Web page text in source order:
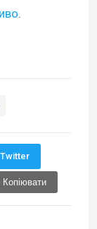
.
Twitter
Копіювати